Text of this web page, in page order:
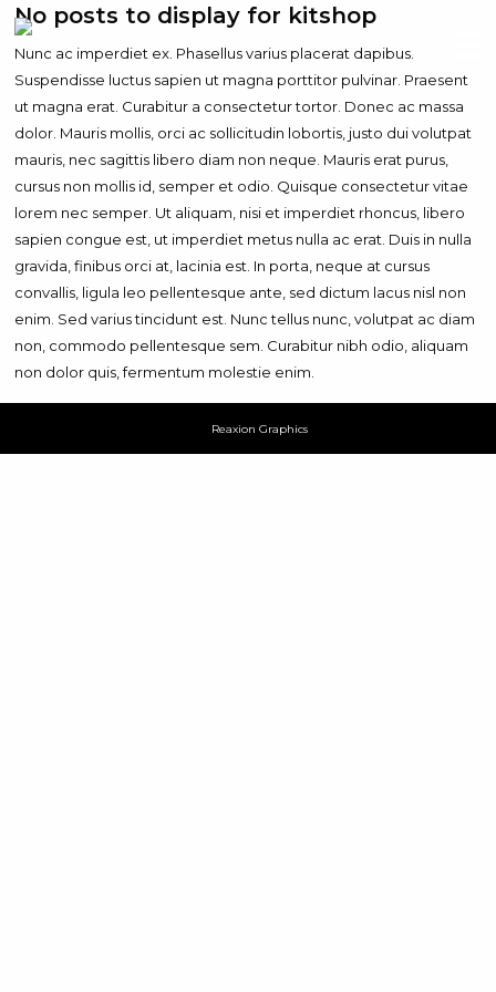
No posts to display for kitshop
Nunc ac imperdiet ex. Phasellus varius placerat dapibus.
Suspendisse luctus sapien ut magna porttitor pulvinar. Praesent
ut magna erat. Curabitur a consectetur tortor. Donec ac massa
dolor. Mauris mollis, orci ac sollicitudin lobortis, justo dui volutpat
mauris, nec sagittis libero diam non neque. Mauris erat purus,
cursus non mollis id, semper et odio. Quisque consectetur vitae
lorem nec semper. Ut aliquam, nisi et imperdiet rhoncus, libero
sapien congue est, ut imperdiet metus nulla ac erat. Duis in nulla
gravida, finibus orci at, lacinia est. In porta, neque at cursus
convallis, ligula leo pellentesque ante, sed dictum lacus nisl non
enim. Sed varius tincidunt est. Nunc tellus nunc, volutpat ac diam
non, commodo pellentesque sem. Curabitur nibh odio, aliquam
non dolor quis, fermentum molestie enim.
Reaxion Graphics